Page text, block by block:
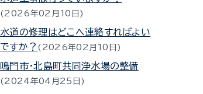
2026年02月10日
水道の修理はどこへ連絡すればよい
ですか？
2026年02月10日
鳴門市・北島町共同浄水場の整備
2024年04月25日